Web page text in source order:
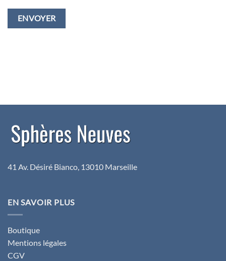
41 Av. Désiré Bianco, 13010 Marseille
EN SAVOIR PLUS
Boutique
Mentions légales
CGV